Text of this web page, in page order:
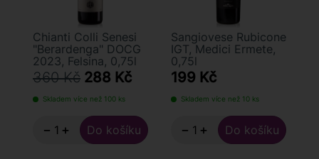
Chianti Colli Senesi
"Berardenga" DOCG
2023, Felsina, 0,75l
360 Kč 288 Kč
Skladem více než 100 ks
− +
Sangiovese Rubicone
IGT, Medici Ermete,
0,75l
199 Kč
Skladem více než 10 ks
− +